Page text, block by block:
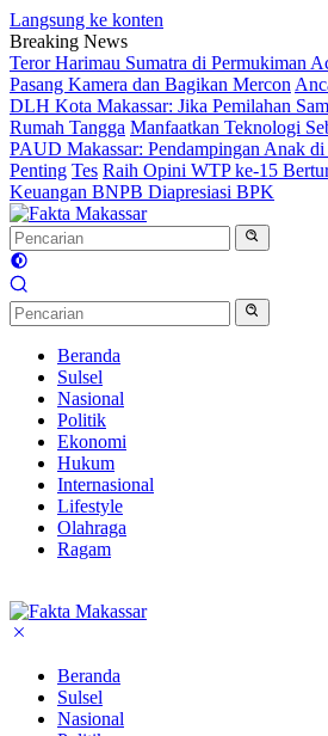
Langsung ke konten
Breaking News
Teror Harimau Sumatra di Permukiman
Pasang Kamera dan Bagikan Mercon
DLH Kota Makassar: Jika Pemilahan
Rumah Tangga Manfaatkan Teknologi
PAUD Makassar: Pendampingan Anak
Penting Tes Raih Opini WTP ke-15
Keuangan BNPB Diapresiasi BPK
Beranda
Sulsel
Nasional
Politik
Ekonomi
Hukum
Internasional
Lifestyle
Olahraga
Ragam
Beranda
Sulsel
Nasional